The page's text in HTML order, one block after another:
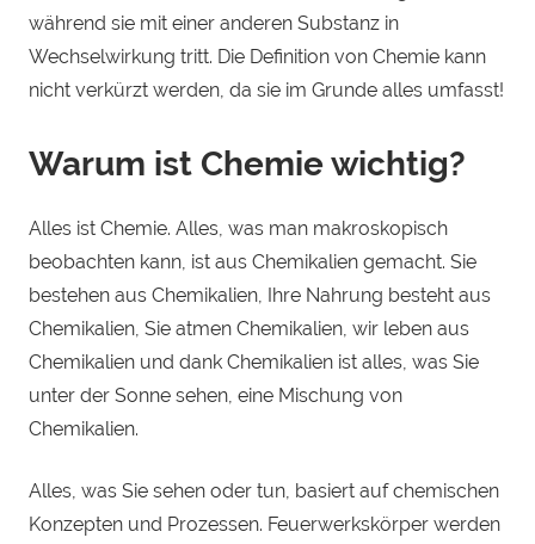
während sie mit einer anderen Substanz in
Wechselwirkung tritt. Die Definition von Chemie kann
nicht verkürzt werden, da sie im Grunde alles umfasst!
Warum ist Chemie wichtig?
Alles ist Chemie. Alles, was man makroskopisch
beobachten kann, ist aus Chemikalien gemacht. Sie
bestehen aus Chemikalien, Ihre Nahrung besteht aus
Chemikalien, Sie atmen Chemikalien, wir leben aus
Chemikalien und dank Chemikalien ist alles, was Sie
unter der Sonne sehen, eine Mischung von
Chemikalien.
Alles, was Sie sehen oder tun, basiert auf chemischen
Konzepten und Prozessen. Feuerwerkskörper werden